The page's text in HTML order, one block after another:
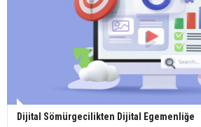
Dijital Sömürgecilikten Dijital Egemenliğe